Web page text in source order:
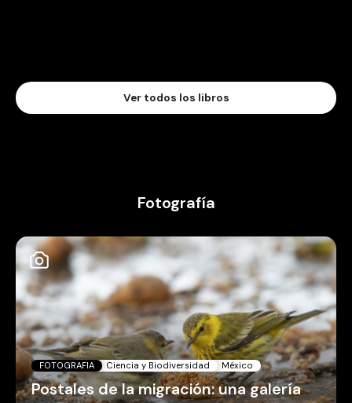
Ver todos los libros
Fotografía
FOTOGRAFIA Ciencia y Biodiversidad México
Postales de la migración: una galería